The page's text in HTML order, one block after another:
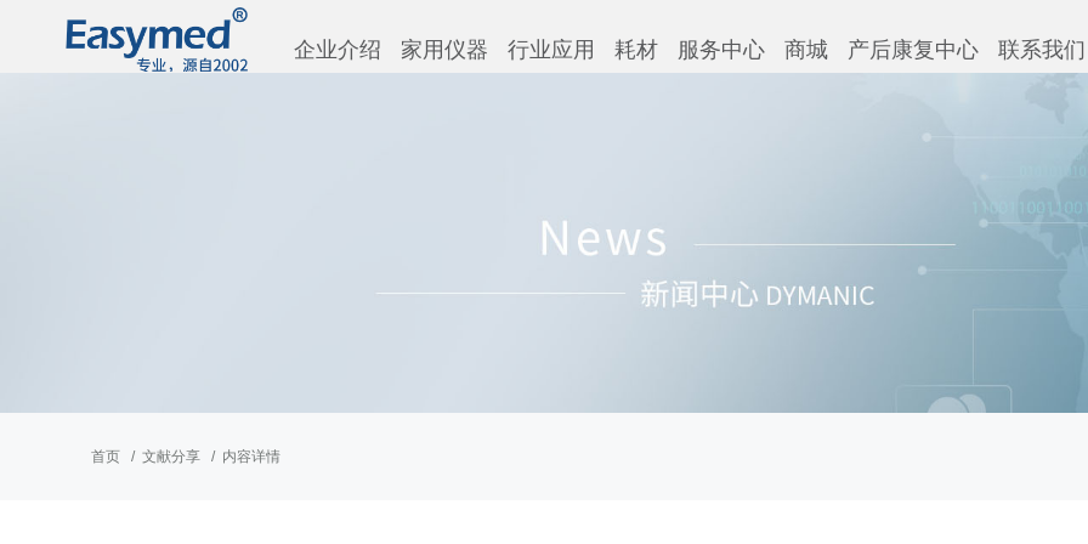
企业介绍 家用仪器 行业应用 耗材 服务中心 商城 产后康复中心 联系我们
首页 文献分享 内容详情